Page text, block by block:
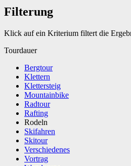
Filterung
Klick auf ein Kriterium filtert die
Tourdauer
Bergtour
Klettern
Klettersteig
Mountainbike
Radtour
Rafting
Rodeln
Skifahren
Skitour
Verschiedenes
Vortrag